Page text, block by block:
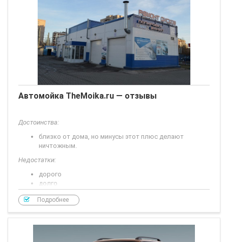
Автомойка TheMoika.ru — отзывы
Достоинства:
близко от дома, но минусы этот плюс делают
ничтожным.
Недостатки:
дорого
долго
Долго - главный минус. Близко от дома, а не подходит из-за
Сегодня еще
Подробнее